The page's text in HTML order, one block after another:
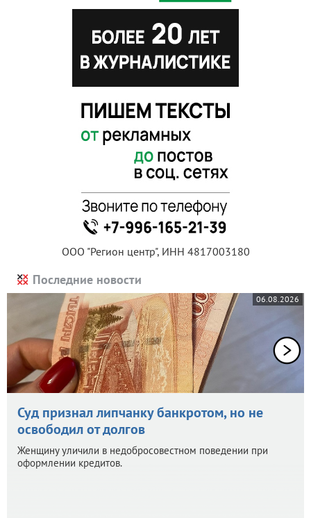
ООО "Регион центр", ИНН 4817003180
Последние новости
06.08.2026
Суд признал липчанку банкротом, но не
освободил от долгов
Женщину уличили в недобросовестном поведении при
оформлении кредитов.